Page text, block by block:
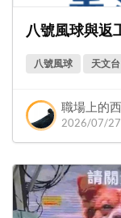
八號風球與返
八號風球 天文台
職場上的
2026/07/27